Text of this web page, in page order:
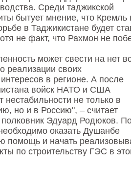
Среди таджикской
бытует мнение, что Кремль
в Таджикистане будет
не факт, что Рахмон не
может свести на нет
реализации своих
в регионе. А после
войск НАТО и США
нестабильности не только в
но и в Россию", – считает
полковник Эдуард Родюков.
оказать Душанбе
помощь и начать
по строительству ГЭС в